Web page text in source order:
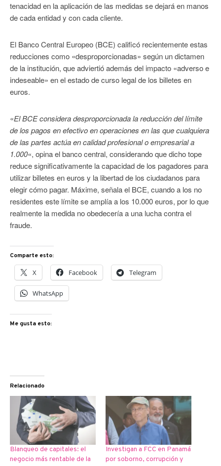
tenacidad en la aplicación de las medidas se dejará en manos
de cada entidad y con cada cliente.
El Banco Central Europeo (BCE) calificó recientemente estas
reducciones como «desproporcionadas» según un dictamen
de la institución, que adviertió además del impacto «adverso e
indeseable» en el estado de curso legal de los billetes en
euros.
«El BCE considera desproporcionada la reducción del límite
de los pagos en efectivo en operaciones en las que cualquiera
de las partes actúa en calidad profesional o empresarial a
1.000«, opina el banco central, considerando que dicho tope
reduce significativamente la capacidad de los pagadores para
utilizar billetes en euros y la libertad de los ciudadanos para
elegir cómo pagar. Máxime, señala el BCE, cuando a los no
residentes este límite se amplía a los 10.000 euros, por lo que
realmente la medida no obedecería a una lucha contra el
fraude.
Comparte esto:
X Facebook Telegram
WhatsApp
Me gusta esto:
Relacionado
Blanqueo de capitales: el
negocio más rentable de la
Investigan a FCC en Panamá
por soborno, corrupción y